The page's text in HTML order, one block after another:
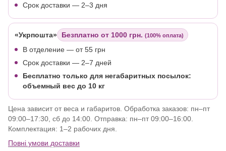
Срок доставки — 2–3 дня
«Укрпошта» Безплатно от 1000 грн. (100% оплата)
В отделение — от 55 грн
Срок доставки — 2–7 дней
Бесплатно только для негабаритных посылок:
объемный вес до 10 кг
Цена зависит от веса и габаритов. Обработка заказов: пн–пт
09:00–17:30, сб до 14:00. Отправка: пн–пт 09:00–16:00.
Комплектация: 1–2 рабочих дня.
Повні умови доставки